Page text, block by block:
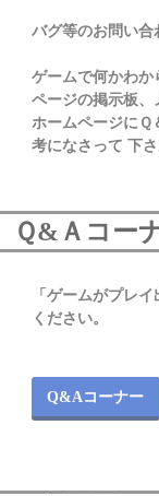
バグ等のお問い合
ゲームで何かわか
ページの掲示板、
ホームページに
考になさって 下さ
Ｑ&Ａコー
「ゲームがプレ
ください。
Q&Aコーナー